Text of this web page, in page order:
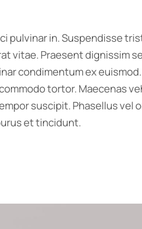
pulvinar in. Suspendisse
vitae. Praesent dignissim
condimentum ex
tortor. Maecenas
suscipit. Phasellus vel
et tincidunt.